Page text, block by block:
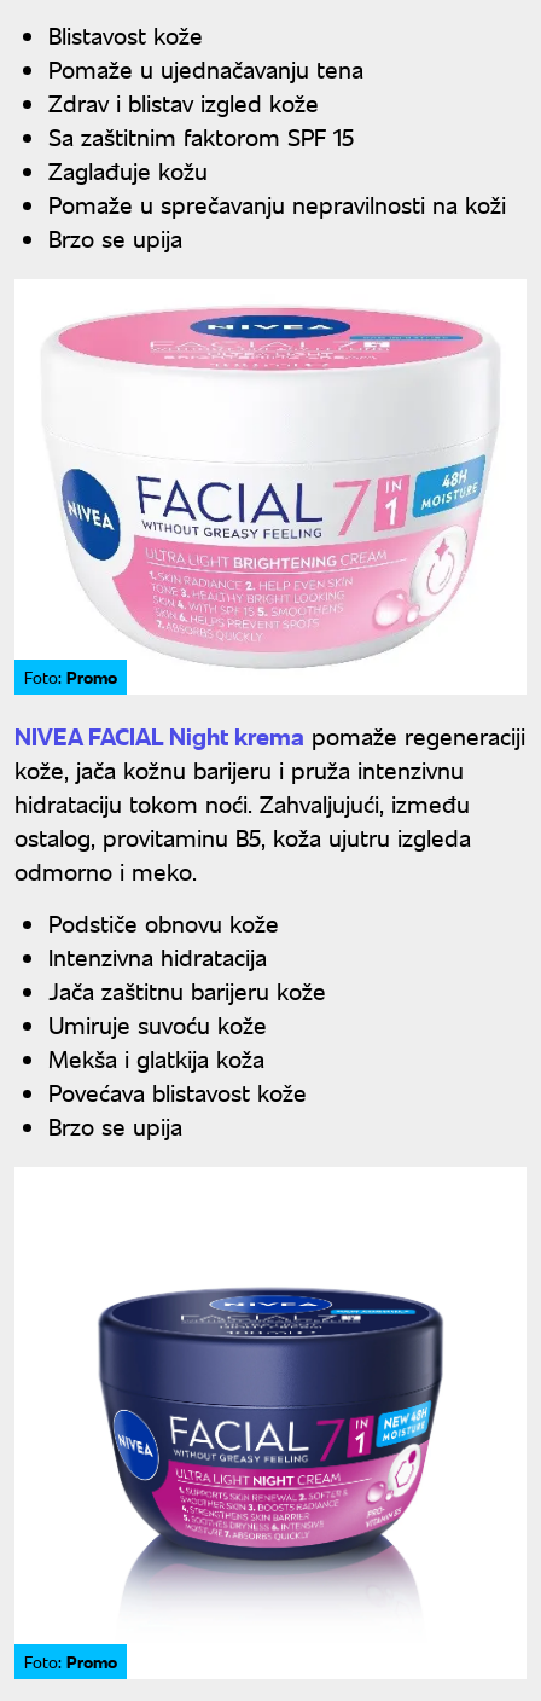
Blistavost kože
Pomaže u ujednačavanju tena
Zdrav i blistav izgled kože
Sa zaštitnim faktorom SPF 15
Zaglađuje kožu
Pomaže u sprečavanju nepravilnosti na koži
Brzo se upija
Foto: Promo
NIVEA FACIAL Night krema pomaže regeneraciji
kože, jača kožnu barijeru i pruža intenzivnu
hidrataciju tokom noći. Zahvaljujući, između
ostalog, provitaminu B5, koža ujutru izgleda
odmorno i meko.
Podstiče obnovu kože
Intenzivna hidratacija
Jača zaštitnu barijeru kože
Umiruje suvoću kože
Mekša i glatkija koža
Povećava blistavost kože
Brzo se upija
Foto: Promo